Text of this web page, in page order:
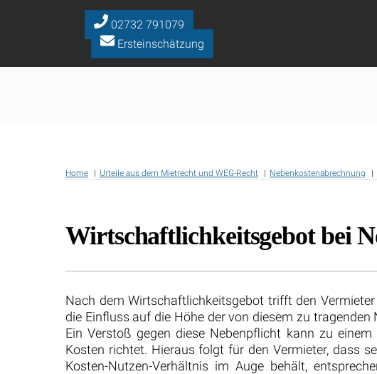
02732 791079
Ersteinschätzung
Home Urteile aus dem Mietrecht und WEG-Recht Nebenkostenabrechnung
Wirtschaftlichkeitsgebot bei
Nach dem Wirtschaftlichkeitsgebot trifft den
die Einfluss auf die Höhe der von diesem zu
Ein Verstoß gegen diese Nebenpflicht kann zu
Kosten richtet. Hieraus folgt für den Vermieter, dass
Kosten-Nutzen-Verhältnis im Auge behält,